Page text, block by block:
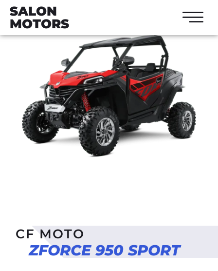
SALON
MOTORS
CF MOTO
ZFORCE 950 SPORT